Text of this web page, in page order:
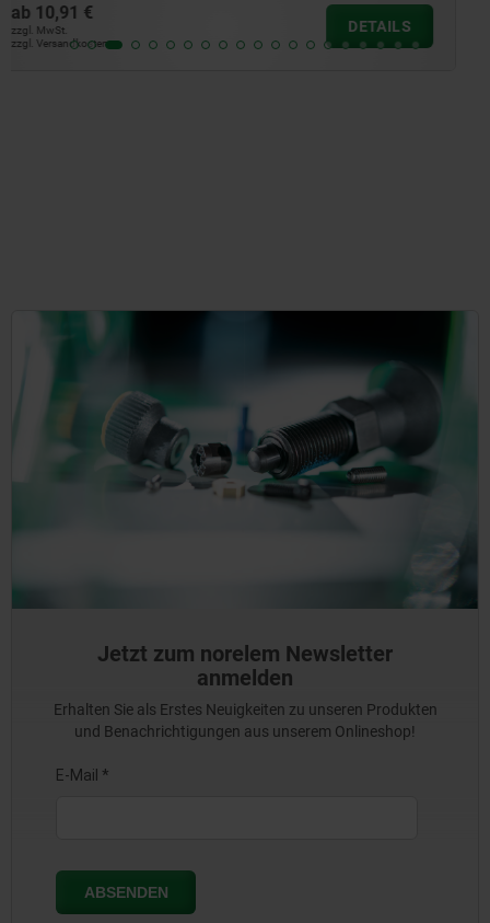
ab26,21 €
zzgl. MwSt.
zzgl. Versandkosten
DETAILS
Jetzt zum norelem Newsletter
anmelden
Erhalten Sie als Erstes Neuigkeiten zu unseren Produkten
und Benachrichtigungen aus unserem Onlineshop!